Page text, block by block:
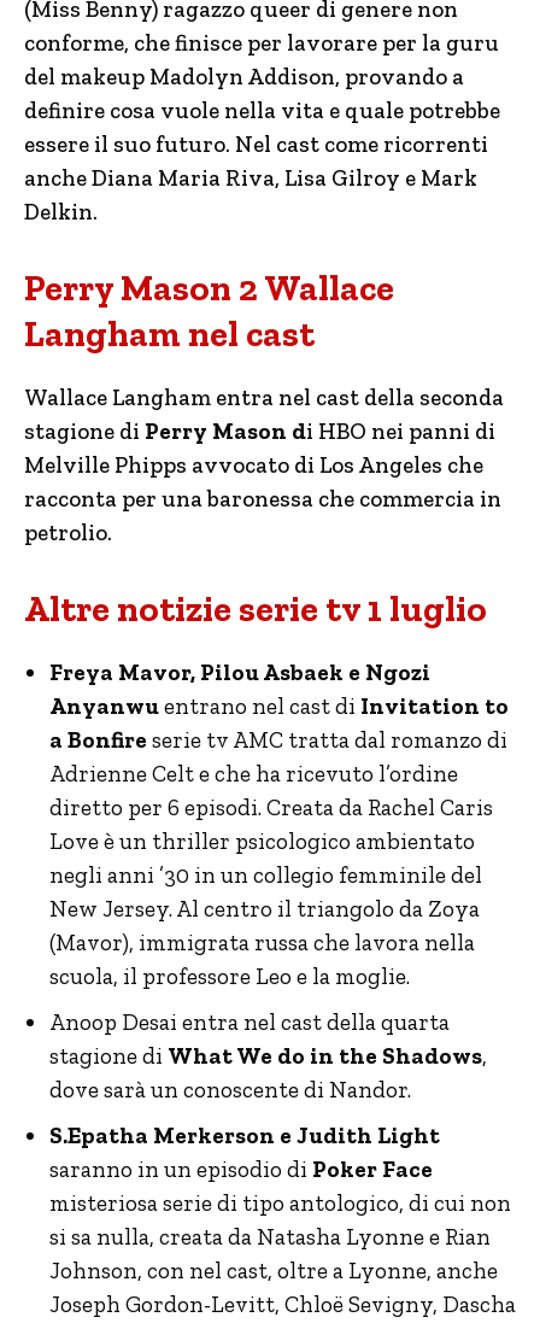
(Miss Benny) ragazzo queer di genere non
conforme, che finisce per lavorare per la guru
del makeup Madolyn Addison, provando a
definire cosa vuole nella vita e quale potrebbe
essere il suo futuro. Nel cast come ricorrenti
anche Diana Maria Riva, Lisa Gilroy e Mark
Delkin.
Perry Mason 2 Wallace
Langham nel cast
Wallace Langham entra nel cast della seconda
stagione di Perry Mason di HBO nei panni di
Melville Phipps avvocato di Los Angeles che
racconta per una baronessa che commercia in
petrolio.
Altre notizie serie tv 1 luglio
Freya Mavor, Pilou Asbaek e Ngozi
Anyanwuentrano nel cast di Invitation to
a Bonfire serie tv AMC tratta dal romanzo di
Adrienne Celt e che ha ricevuto l’ordine
diretto per 6 episodi. Creata da Rachel Caris
Love è un thriller psicologico ambientato
negli anni ’30 in un collegio femminile del
New Jersey. Al centro il triangolo da Zoya
(Mavor), immigrata russa che lavora nella
scuola, il professore Leo e la moglie.
Anoop Desai entra nel cast della quarta
stagione di What We do in the Shadows,
dove sarà un conoscente di Nandor.
S.Epatha Merkerson e Judith Light
saranno in un episodio di Poker Face
misteriosa serie di tipo antologico, di cui non
si sa nulla, creata da Natasha Lyonne e Rian
Johnson, con nel cast, oltre a Lyonne, anche
Joseph Gordon-Levitt, Chloë Sevigny, Dascha